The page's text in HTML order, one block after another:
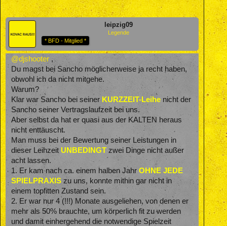
leipzig09
Legende
* BFD - Mitglied *
@djshooter ,
Du magst bei Sancho möglicherweise ja recht haben,
obwohl ich da nicht mitgehe.
Warum?
Klar war Sancho bei seiner KURZZEIT-Leihe nicht der
Sancho seiner Vertragslaufzeit bei uns.
Aber selbst da hat er quasi aus der KALTEN heraus
nicht enttäuscht.
Man muss bei der Bewertung seiner Leistungen in
dieser Leihzeit UNBEDINGT zwei Dinge nicht außer
acht lassen.
1. Er kam nach ca. einem halben Jahr OHNE JEDE
SPIELPRAXISzu uns, konnte mithin gar nicht in
einem topfitten Zustand sein.
2. Er war nur 4 (!!!) Monate ausgeliehen, von denen er
mehr als 50% brauchte, um körperlich fit zu werden
und damit einhergehend die notwendige Spielzeit